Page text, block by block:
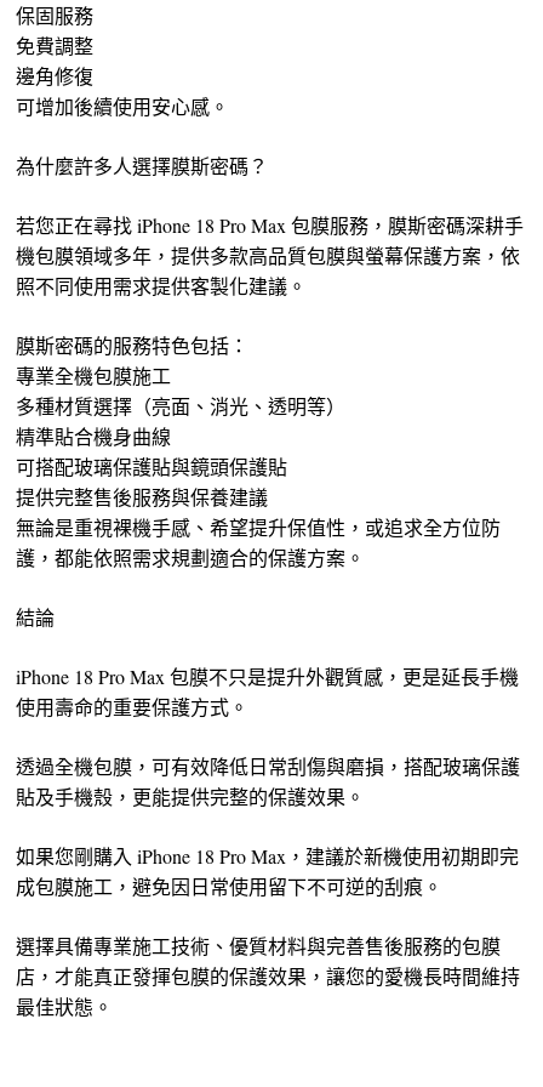
保固服務
免費調整
邊角修復
可增加後續使用安心感。
為什麼許多人選擇膜斯密碼？
若您正在尋找 iPhone 18 Pro Max 包膜服務，膜斯密碼深耕手
機包膜領域多年，提供多款高品質包膜與螢幕保護方案，依
照不同使用需求提供客製化建議。
膜斯密碼的服務特色包括：
專業全機包膜施工
多種材質選擇（亮面、消光、透明等）
精準貼合機身曲線
可搭配玻璃保護貼與鏡頭保護貼
提供完整售後服務與保養建議
無論是重視裸機手感、希望提升保值性，或追求全方位防
護，都能依照需求規劃適合的保護方案。
結論
iPhone 18 Pro Max 包膜不只是提升外觀質感，更是延長手機
使用壽命的重要保護方式。
透過全機包膜，可有效降低日常刮傷與磨損，搭配玻璃保護
貼及手機殼，更能提供完整的保護效果。
如果您剛購入 iPhone 18 Pro Max，建議於新機使用初期即完
成包膜施工，避免因日常使用留下不可逆的刮痕。
選擇具備專業施工技術、優質材料與完善售後服務的包膜
店，才能真正發揮包膜的保護效果，讓您的愛機長時間維持
最佳狀態。